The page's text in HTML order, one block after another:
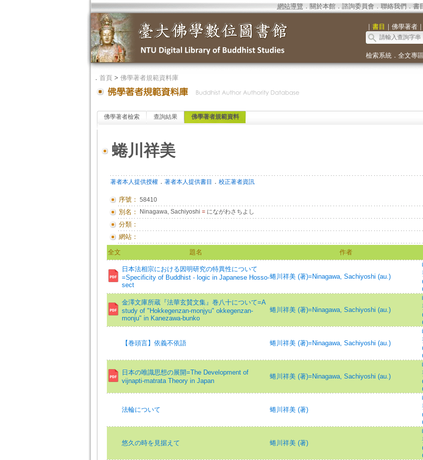
網站導覽 ． 關於本館． 諮詢委員會． 聯絡我們 ． 書
｜ 書目 ｜ 佛學著者｜
檢索系統． 全文專區
． 首頁> 佛學著者規範資料庫
佛學著者檢索 查詢結果 佛學著者規範資料
蜷川祥美
著者本人提供授權． 著者本人提供書目 ． 校正著者資訊
序號： 58410
別名： Ninagawa, Sachiyoshi =にながわさちよし
分類：
網站：
全文 題名 作者
日本法相宗における因明研究の特異性について
=Specificity of Buddhist - logic in Japanese Hosso-
sect
蜷川祥美 (著)=Ninagawa, Sachiyoshi (au.)
金澤文庫所蔵『法華玄賛文集』巻八十について=A
study of "Hokkegenzan-monjyu" okkegenzan-
monju" in Kanezawa-bunko
蜷川祥美 (著)=Ninagawa, Sachiyoshi (au.)
【巻頭言】依義不依語 蜷川祥美 (著)=Ninagawa, Sachiyoshi (au.)
日本の唯識思想の展開=The Development of
vijnapti-matrata Theory in Japan
蜷川祥美 (著)=Ninagawa, Sachiyoshi (au.)
法輪について 蜷川祥美 (著)
悠久の時を見据えて 蜷川祥美 (著)